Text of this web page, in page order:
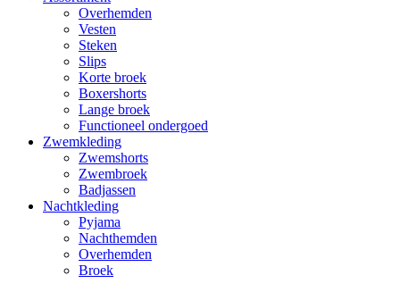
Overhemden
Vesten
Steken
Slips
Korte broek
Boxershorts
Lange broek
Functioneel ondergoed
Zwemkleding
Zwemshorts
Zwembroek
Badjassen
Nachtkleding
Pyjama
Nachthemden
Overhemden
Broek